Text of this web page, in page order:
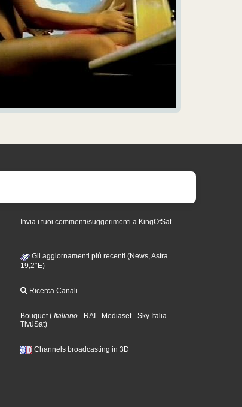
Invia i tuoi commenti/suggerimenti a KingOfSat
Gli aggiornamenti più recenti (News, Astra
19,2°E)
Ricerca Canali
Bouquet( Italiano - RAI - Mediaset- Sky Italia -
TivùSat)
Channels broadcasting in 3D